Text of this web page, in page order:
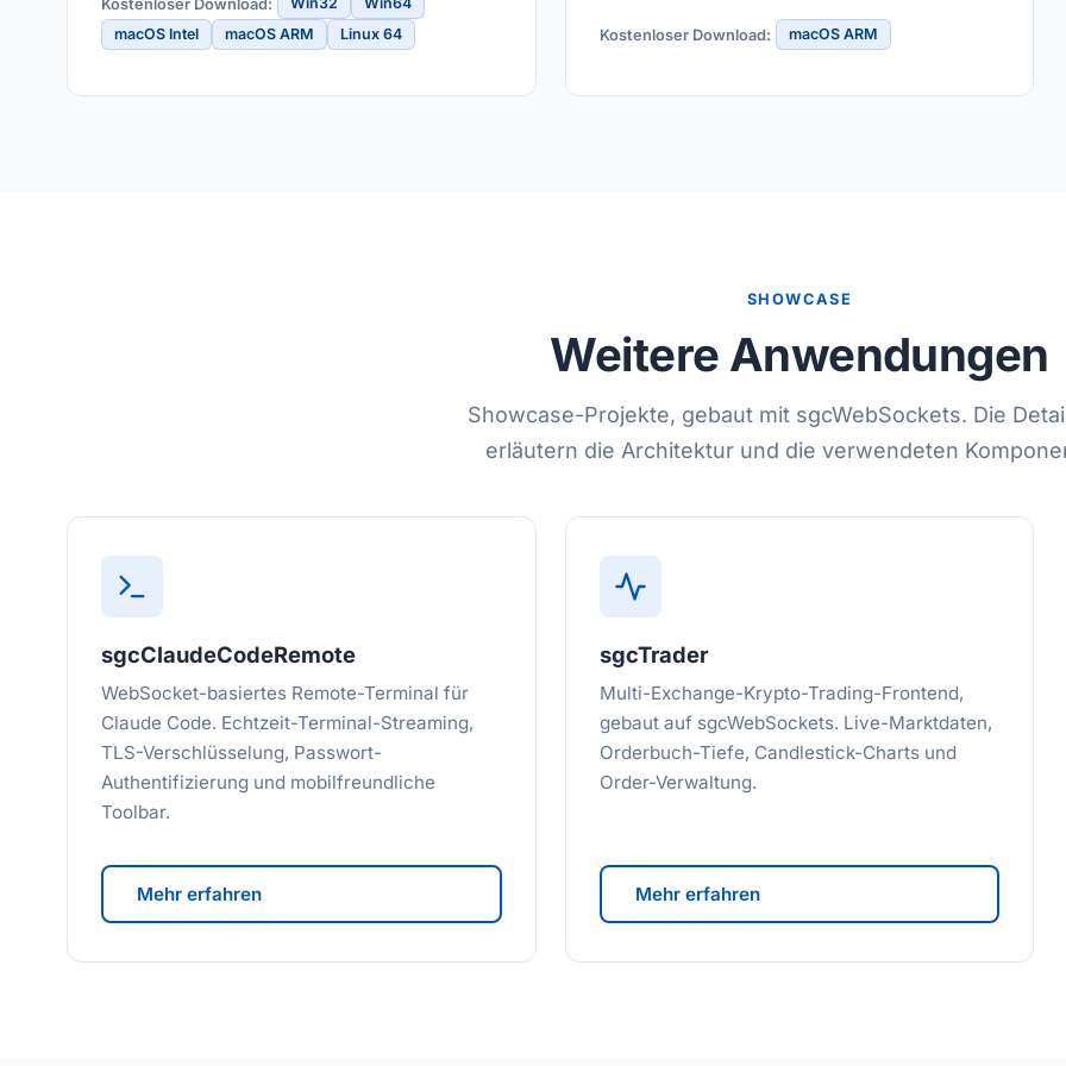
Kostenloser Download:
macOS Intel
macOS ARM Linux 64 Kostenloser Download: macOS ARM
SHOWCASE
Weitere Anwendungen
Showcase-Projekte, gebaut mit sgcWebSockets. Die
erläutern die Architektur und die verwendeten
sgcClaudeCodeRemote
WebSocket-basiertes Remote-Terminal für
Claude Code. Echtzeit-Terminal-Streaming,
TLS-Verschlüsselung, Passwort-
Authentifizierung und mobilfreundliche
Toolbar.
Mehr erfahren
sgcTrader
Multi-Exchange-Krypto-Trading-Frontend,
gebaut auf sgcWebSockets. Live-Marktdaten,
Orderbuch-Tiefe, Candlestick-Charts und
Order-Verwaltung.
Mehr erfahren